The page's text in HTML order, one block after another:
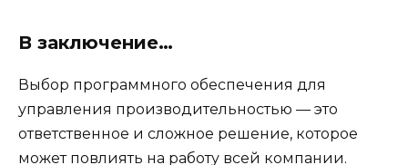
В заключение…
Выбор программного обеспечения для
управления производительностью — это
ответственное и сложное решение, которое
может повлиять на работу всей компании.